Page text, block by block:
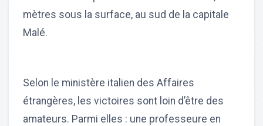
mètres sous la surface, au sud de la capitale
Malé.
Selon le ministère italien des Affaires
étrangères, les victoires sont loin d’être des
amateurs. Parmi elles : une professeure en